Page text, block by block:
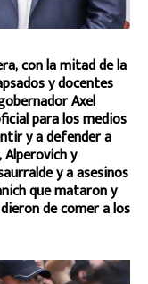
con la mitad de la
y docentes
Axel
para los medios
y a defender a
y
y a asesinos
que mataron y
de comer a los